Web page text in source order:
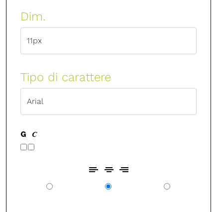
Dim.
Tipo di carattere